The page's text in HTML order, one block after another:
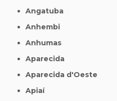
Angatuba
Anhembi
Anhumas
Aparecida
Aparecida d'Oeste
Apiaí